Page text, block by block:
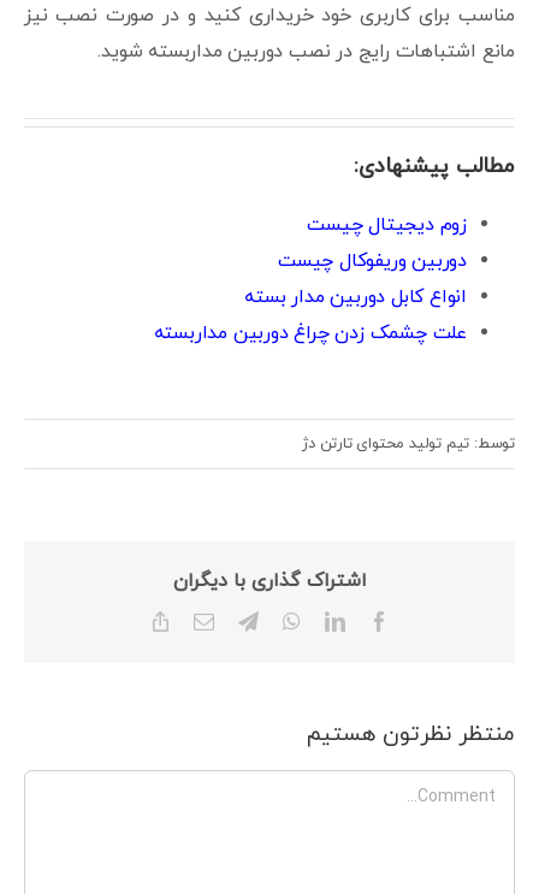
مناسب برای کاربری خود خریداری کنید و در صورت نصب نیز
مانع اشتباهات رایج در نصب دوربین مداربسته شوید.
مطالب پیشنهادی:
زوم دیجیتال چیست
دوربین وریفوکال چیست
انواع کابل دوربین مدار بسته
علت چشمک زدن چراغ دوربین مداربسته
توسط: تیم تولید محتوای تارتن دژ
اشتراک گذاری با دیگران
Facebook
LinkedIn
WhatsApp
Telegram
Email
منتظر نظرتون هستیم
Comment